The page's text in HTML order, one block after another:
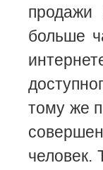
продажи
больше
тому же
человек.